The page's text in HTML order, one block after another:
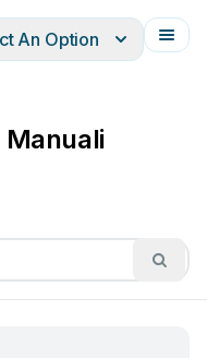
An Option